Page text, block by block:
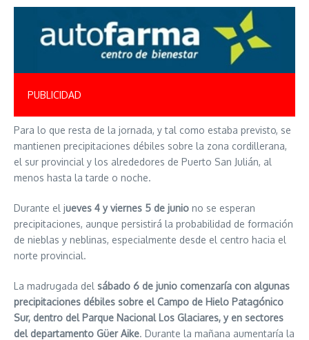
PUBLICIDAD
Para lo que resta de la jornada, y tal como estaba previsto, se
mantienen precipitaciones débiles sobre la zona cordillerana,
el sur provincial y los alrededores de Puerto San Julián, al
menos hasta la tarde o noche.
Durante el jueves 4 y viernes 5 de junio no se esperan
precipitaciones, aunque persistirá la probabilidad de formación
de nieblas y neblinas, especialmente desde el centro hacia el
norte provincial.
La madrugada del sábado 6 de junio comenzaría con algunas
precipitaciones débiles sobre el Campo de Hielo Patagónico
Sur, dentro del Parque Nacional Los Glaciares, y en sectores
del departamento Güer Aike. Durante la mañana aumentaría la